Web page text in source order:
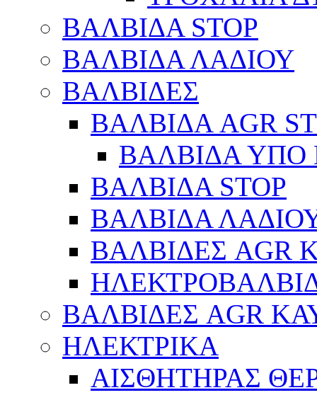
ΒΑΛΒΙΔΑ STOP
ΒΑΛΒΙΔΑ ΛΑΔΙΟΥ
ΒΑΛΒΙΔΕΣ
ΒΑΛΒΙΔΑ AGR
ΒΑΛΒΙΔΑ ΥΠΟ
ΒΑΛΒΙΔΑ STOP
ΒΑΛΒΙΔΑ
ΒΑΛΒΙΔΕΣ AGR
ΒΑΛΒΙΔΕΣ AGR
ΗΛΕΚΤΡΙΚΑ
ΑΙΣΘΗΤΗΡΑΣ